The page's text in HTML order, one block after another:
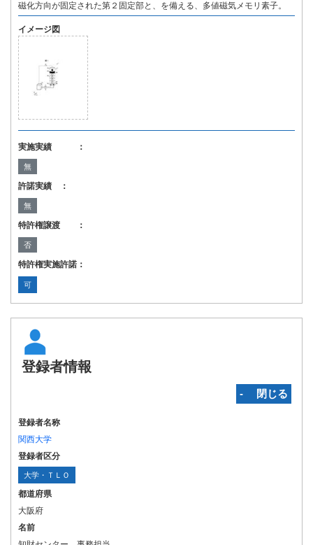
磁化方向が固定された第２固定部と、を備える、多値磁気メモリ素子。
イメージ図
実施実績 ：
無
許諾実績 ：
無
特許権譲渡 ：
否
特許権実施許諾：
可
登録者情報
‐ 閉じる
登録者名称
関西大学
登録者区分
大学・ＴＬＯ
都道府県
大阪府
名前